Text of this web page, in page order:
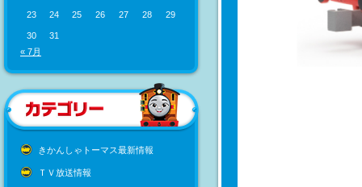
23 24 25 26 27 28 29
30
31
« 7月
きかんしゃトーマス最新情報
ＴＶ放送情報